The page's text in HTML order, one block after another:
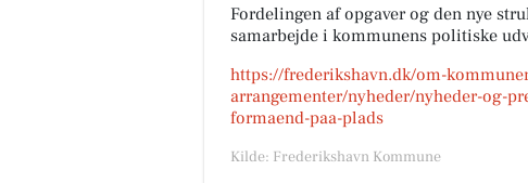
Fordelingen af opgaver og den nye
samarbejde i kommunens politiske
https://frederikshavn.dk/om-
arrangementer/nyheder/nyheder-og-
formaend-paa-plads
Kilde: Frederikshavn Kommune